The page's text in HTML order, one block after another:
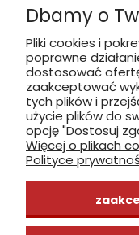
Płatność: gotówka,
Dbamy o
Pliki cookies i
poprawne
dostosować
zaakceptować
tych plików i
użycie plików do
opcję "Dostosuj
Więcej o plikach
Polityce